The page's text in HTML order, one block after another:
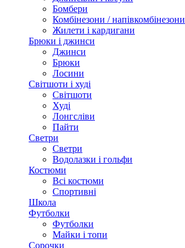
Бомбери
Комбінезони / напівкомбінезони
Жилети і кардигани
Брюки і джинси
Джинси
Брюки
Лосини
Світшоти і худі
Світшоти
Худі
Лонгсліви
Пайти
Светри
Светри
Водолазки і гольфи
Костюми
Всі костюми
Спортивні
Школа
Футболки
Футболки
Майки і топи
Сорочки